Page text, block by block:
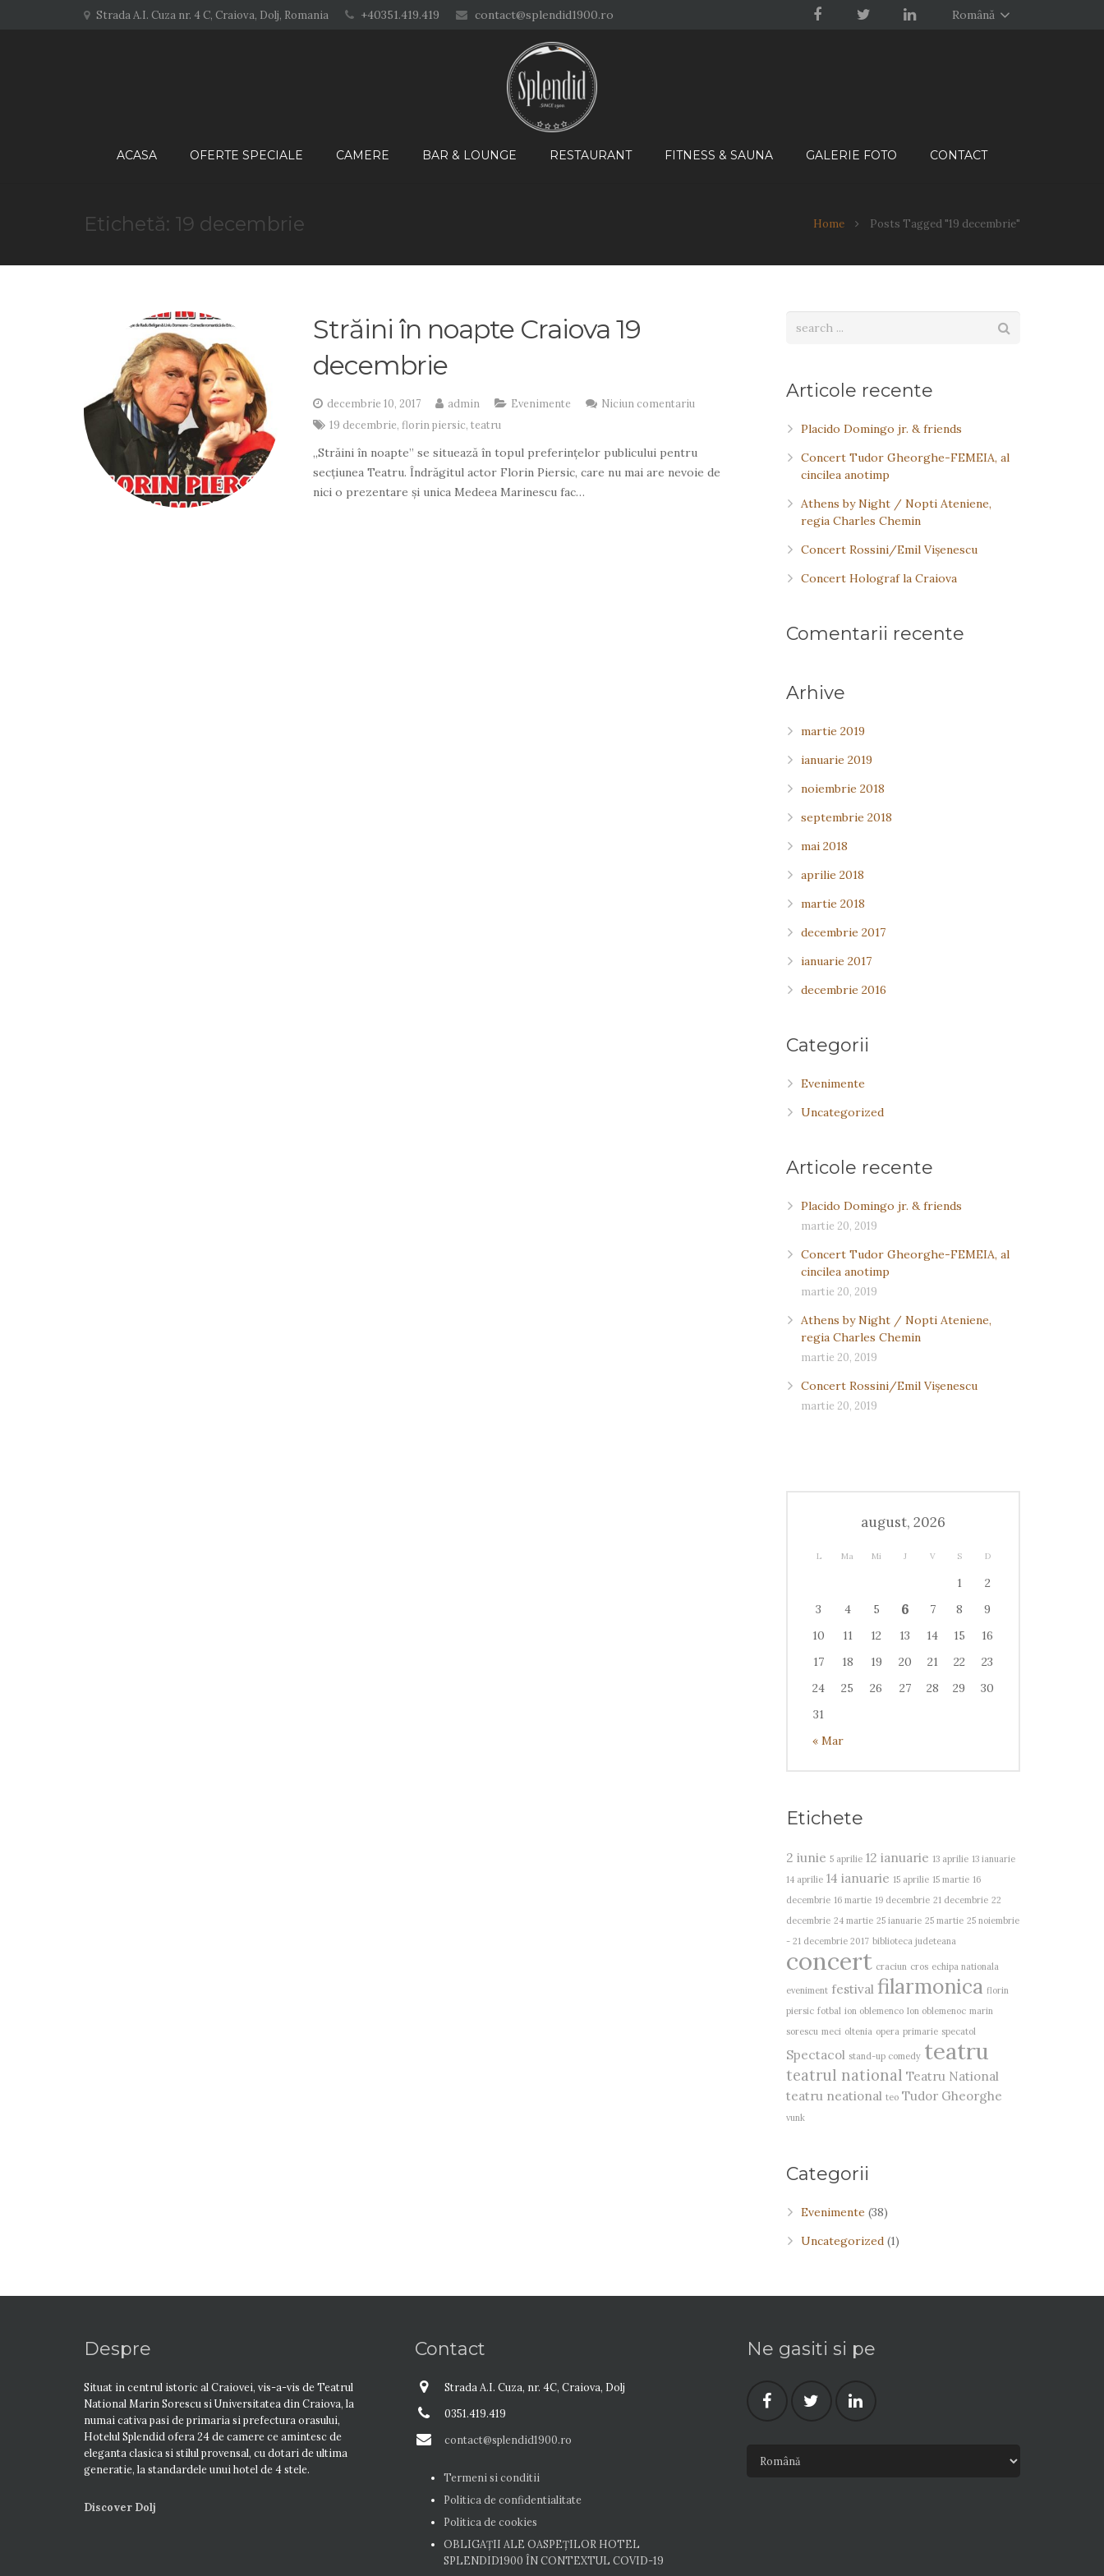
Strada A.I. Cuza nr. 4 C, Craiova, Dolj, Romania +40351.419.419 contact@splendid1900.ro Română
ACASA OFERTE SPECIALE CAMERE BAR & LOUNGE RESTAURANT FITNESS & SAUNA GALERIE FOTO CONTACT
Etichetă: 19 decembrie Home Posts Tagged "19 decembrie"
Străini în noapte Craiova 19
decembrie
decembrie 10, 2017 admin Evenimente
Niciun comentariu
19 decembrie, florin piersic,teatru
„Străini în noapte” se situează în topul preferințelor publicului pentru
secțiunea Teatru. Îndrăgitul actor Florin Piersic, care nu mai are nevoie de
nici o prezentare și unica Medeea Marinescu fac…
Articole recente
Placido Domingo jr. & friends
Concert Tudor Gheorghe-FEMEIA, al
cincilea anotimp
Athens by Night / Nopti Ateniene,
regia Charles Chemin
Concert Rossini/Emil Vişenescu
Concert Holograf la Craiova
Comentarii recente
Arhive
martie 2019
ianuarie 2019
noiembrie 2018
septembrie 2018
mai 2018
aprilie 2018
martie 2018
decembrie 2017
ianuarie 2017
decembrie 2016
Categorii
Evenimente
Uncategorized
Articole recente
Placido Domingo jr. & friends
martie 20, 2019
Concert Tudor Gheorghe-FEMEIA, al
cincilea anotimp
martie 20, 2019
Athens by Night / Nopti Ateniene,
regia Charles Chemin
martie 20, 2019
Concert Rossini/Emil Vişenescu
martie 20, 2019
august, 2026
L Ma Mi J V S D
« Mar
1
2
3
4 5 6 7 8
9
10
11 12 13 14 15
16
17
18 19 20 21 22
23
24
25 26 27 28 29
30
31
Etichete
2 iunie 5 aprilie 12 ianuarie 13 aprilie 13 ianuarie
14 aprilie 14 ianuarie 15 aprilie 15 martie 16
decembrie 16 martie 19 decembrie 21 decembrie 22
decembrie 24 martie 25 ianuarie 25 martie 25 noiembrie
- 21 decembrie 2017 biblioteca judeteana
concert craciun cros echipa nationala
eveniment festival filarmonica florin
piersic fotbal ion oblemenco Ion oblemenoc marin
sorescu meci oltenia opera primarie specatol
Spectacol stand-up comedy teatru
teatrul national Teatru National
teatru neational teo Tudor Gheorghe
vunk
Categorii
Evenimente (38)
Uncategorized (1)
Despre
Situat in centrul istoric al Craiovei, vis-a-vis de Teatrul
National Marin Sorescu si Universitatea din Craiova, la
numai cativa pasi de primaria si prefectura orasului,
Hotelul Splendid ofera 24 de camere ce amintesc de
eleganta clasica si stilul provensal, cu dotari de ultima
generatie, la standardele unui hotel de 4 stele.
Discover Dolj
Contact
Strada A.I. Cuza, nr. 4C, Craiova, Dolj
0351.419.419
contact@splendid1900.ro
Termeni si conditii
Politica de confidentialitate
Politica de cookies
OBLIGAȚII ALE OASPEŢILOR HOTEL
SPLENDID1900 ÎN CONTEXTUL COVID-19
Ne gasiti si pe